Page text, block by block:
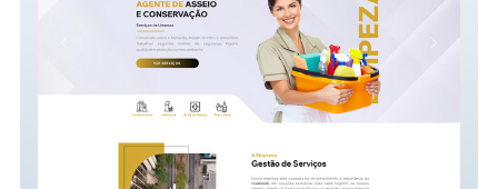
AServicosbr